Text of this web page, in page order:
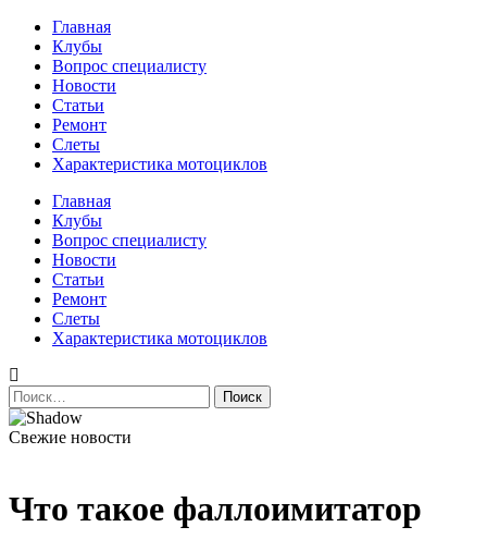
Перейти
содержимому
Главная
Клубы
Вопрос специалисту
Новости
Статьи
Ремонт
Слеты
Характеристика мотоциклов
Авто и мото сайт
Главная
Клубы
Вопрос специалисту
Новости
Статьи
Ремонт
Слеты
Характеристика мотоциклов
Найти:
Свежие новости
Что такое фаллоимитатор